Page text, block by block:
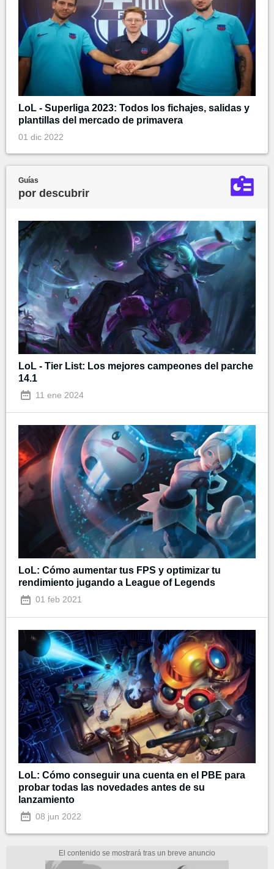
LoL - Superliga 2023: Todos los fichajes, salidas y
plantillas del mercado de primavera
01 dic 2022
Guías
por descubrir
LoL - Tier List: Los mejores campeones del parche
14.1
11 ene 2024
LoL: Cómo aumentar tus FPS y optimizar tu
rendimiento jugando a League of Legends
01 feb 2021
LoL: Cómo conseguir una cuenta en el PBE para
probar todas las novedades antes de su
lanzamiento
08 jun 2022